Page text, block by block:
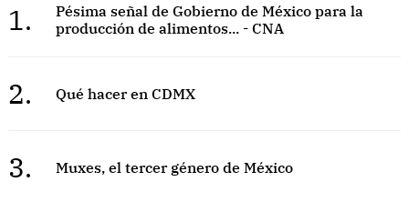
1.
Pésima señal de Gobierno de México para la
producción de alimentos... - CNA
2. Qué hacer en CDMX
3. Muxes, el tercer género de México